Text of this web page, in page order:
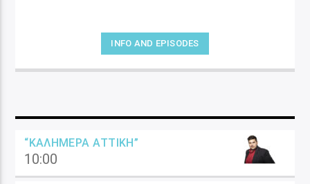
INFO AND EPISODES
“ΚΑΛΗΜΈΡΑ ΑΤΤΙΚΉ”
10:00